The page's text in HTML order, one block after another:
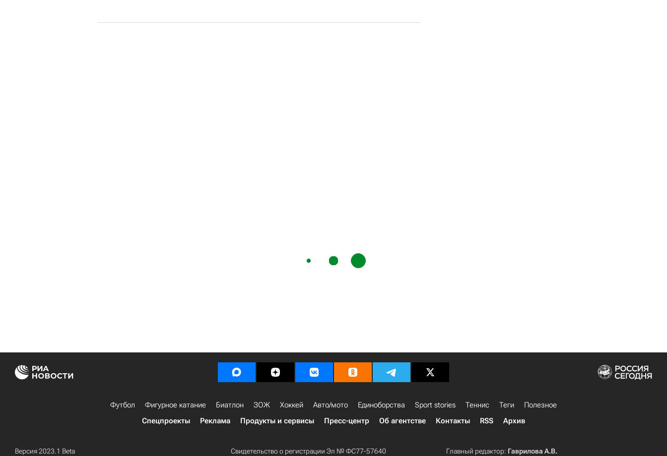
Футбол Фигурное катание Биатлон ЗОЖ Хоккей Авто/мото Единоборства Sport stories Теннис Теги
Полезное
Спецпроекты
Реклама Продукты и сервисы Пресс-центр Об агентстве Контакты RSS Архив
Версия 2023.1 Beta Свидетельство о регистрации Эл № ФС77-57640 Главный редактор: Гаврилова А.В.